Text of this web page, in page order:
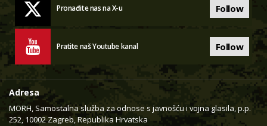
Pronađite nas na X-u Follow
Pratite naš Youtube kanal Follow
Adresa
MORH, Samostalna služba za odnose s javnošću i vojna glasila, p.p.
252, 10002 Zagreb, Republika Hrvatska